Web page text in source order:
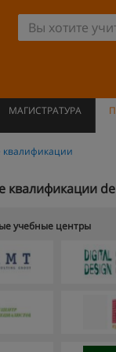
МАГИСТРАТУРА
учебные центры